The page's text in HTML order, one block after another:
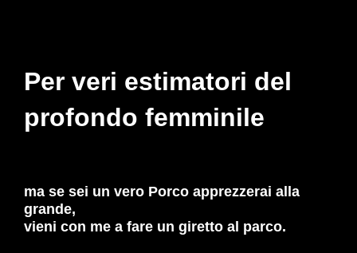
Per veri estimatori del
profondo femminile
ma se sei un vero Porco apprezzerai alla
grande,
vieni con me a fare un giretto al parco.